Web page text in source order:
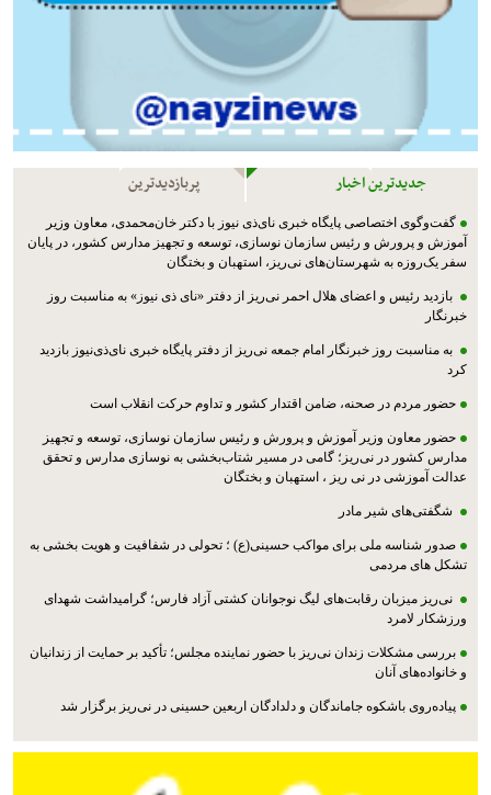
جدیدترین اخبار پربازدیدترین
گفت‌وگوی اختصاصی پایگاه خبری نای‌ذی نیوز با دکتر خان‌محمدی، معاون وزیر
آموزش و پرورش و رئیس سازمان نوسازی، توسعه و تجهیز مدارس کشور، در پایان
سفر یک‌روزه به شهرستان‌های نی‌ریز، استهبان و بختگان
بازدید رئیس و اعضای هلال احمر نی‌ریز از دفتر «نای ذی نیوز» به مناسبت روز
خبرنگار
به مناسبت روز خبرنگار امام جمعه نی‌ریز از دفتر پایگاه خبری نای‌ذی‌نیوز بازدید
کرد
حضور مردم در صحنه، ضامن اقتدار کشور و تداوم حرکت انقلاب است
حضور معاون وزیر آموزش و پرورش و رئیس سازمان نوسازی، توسعه و تجهیز
مدارس کشور در نی‌ریز؛ گامی در مسیر شتاب‌بخشی به نوسازی مدارس و تحقق
عدالت آموزشی در نی ریز ، استهبان و بختگان
شگفتی‌های شیر مادر
صدور شناسه ملی برای مواکب حسینی(ع) ؛ تحولی در شفافیت و هویت بخشی به
تشکل های مردمی
نی‌ریز میزبان رقابت‌های لیگ نوجوانان کشتی آزاد فارس؛ گرامیداشت شهدای
ورزشکار لامرد
بررسی مشکلات زندان نی‌ریز با حضور نماینده مجلس؛ تأکید بر حمایت از زندانیان
و خانواده‌های آنان
پیاده‌روی باشکوه جاماندگان و دلدادگان اربعین حسینی در نی‌ریز برگزار شد